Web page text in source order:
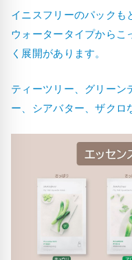
イニスフリーのパックも
ウォータータイプからこ
く展開があります。
ティーツリー、グリーン
ー、シアバター、ザクロ